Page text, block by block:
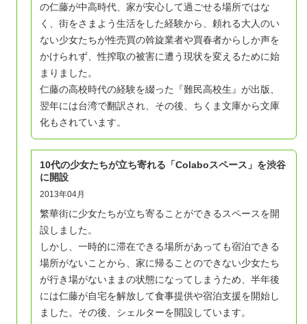
の仁藤が中高時代、家が安心して過ごせる場所ではな
く、街をさまよう生活をした経験から、頼れる大人のい
ない少女たちが性売買の斡旋業者や買春者からしか声を
かけられず、性搾取の被害に遭う現状を変えるために始
まりました。
仁藤の高校時代の経験を綴った『難民高校生』が出版、
翌年には台湾で翻訳され、その後、ちくま文庫から文庫
化もされています。
​10代の少女たちが立ち寄れる「Colaboスペース」を渋谷
に開設
2013年04月
繁華街に少女たちが立ち寄ることができるスペースを開
設しました。
しかし、一時的に滞在できる場所があっても宿泊できる
場所がないことから、家に帰ることのできない少女たち
が行き場がないままの状態になってしまうため、半年後
には仁藤が自宅を解放して食事提供や宿泊支援を開始し
ました。その後、シェルターを開設しています。